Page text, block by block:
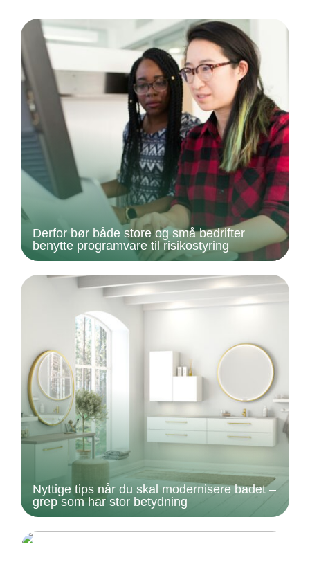
Derfor bør både store og små bedrifter
benytte programvare til risikostyring
Nyttige tips når du skal modernisere badet –
grep som har stor betydning